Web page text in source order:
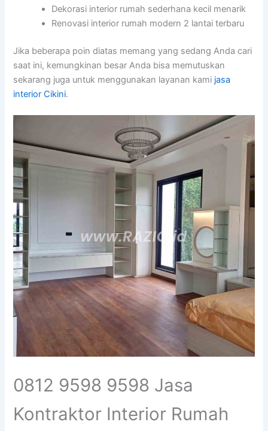
Dekorasi interior rumah sederhana kecil menarik
Renovasi interior rumah modern 2 lantai terbaru
Jika beberapa poin diatas memang yang sedang Anda cari
saat ini, kemungkinan besar Anda bisa memutuskan
sekarang juga untuk menggunakan layanan kami jasa
interior Cikini.
0812 9598 9598 Jasa
Kontraktor Interior Rumah